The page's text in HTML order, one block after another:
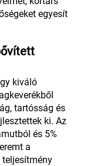
egyesít
kiváló
tartósság és
ki. Az
és 5%
a
teljesítmény